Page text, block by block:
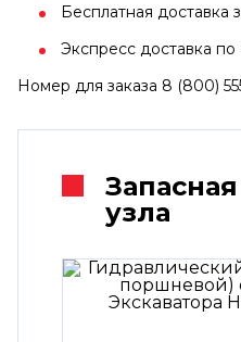
Бесплатная доставка
Экспресс доставка по
Номер для заказа 8 (800)
узла